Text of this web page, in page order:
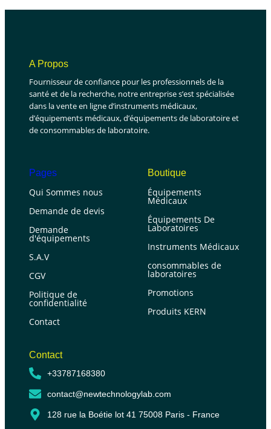
A Propos
Fournisseur de confiance pour les professionnels de la
santé et de la recherche, notre entreprise s’est spécialisée
dans la vente en ligne d’instruments médicaux,
d’équipements médicaux, d’équipements de laboratoire et
de consommables de laboratoire.
Pages
Qui Sommes nous
Demande de devis
Demande
d'équipements
S.A.V
CGV
Politique de
confidentialité
Contact
Boutique
Équipements
Médicaux
Équipements De
Laboratoires
Instruments Médicaux
consommables de
laboratoires
Promotions
Produits KERN
Contact
+33787168380
contact@newtechnologylab.com
128 rue la Boétie lot 41 75008 Paris - France